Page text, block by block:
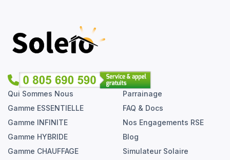
Qui Sommes Nous
Gamme ESSENTIELLE
Gamme INFINITE
Gamme HYBRIDE
Gamme CHAUFFAGE
Parrainage
FAQ & Docs
Nos Engagements RSE
Blog
Simulateur Solaire